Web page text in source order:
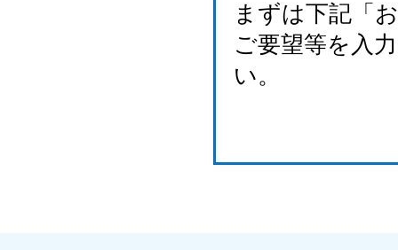
まずは下記「
ご要望等を入
い。